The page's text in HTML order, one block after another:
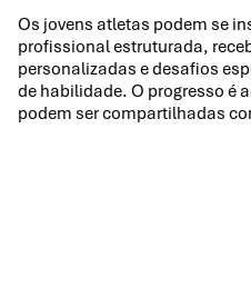
Os jovens atletas podem se
profissional estruturada,
personalizadas e desafios
de habilidade. O progresso é
podem ser compartilhadas